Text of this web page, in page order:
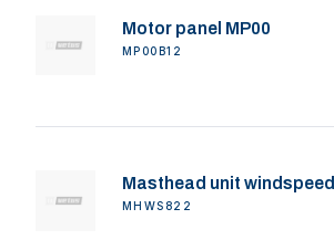
Motor panel MP00
MP00B12
Masthead unit windspeed
MHWS822